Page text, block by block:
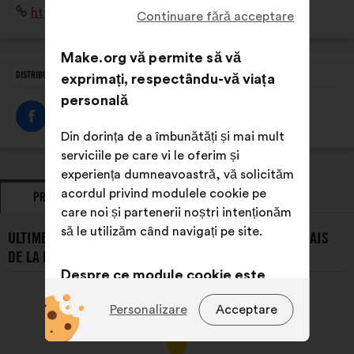
politiques publiques, et de mobiliser l'ensemble de la
Sitehttps://www.ofb.gouv.fr/
DISTRIBUIȚI ACEST PROFIL
PROPUNERI POZIȚII EXPRIMATE
ULTIMELE PROPUNERI PREZENTATE DE OFFICE FRANÇAIS
DE LA BIODIVIERSITÉ:
Continuare fără acceptare
Make.org vă permite să vă
exprimați, respectându-vă viața
personală
Din dorința de a îmbunătăți și mai mult
serviciile pe care vi le oferim și
experiența dumneavoastră, vă solicităm
acordul privind modulele cookie pe
care noi și partenerii noștri intenționăm
să le utilizăm când navigați pe site.
Despre ce module cookie este
vorba?
module cookie
indispensabile pentru funcționarea
Acceptare
Personalizare